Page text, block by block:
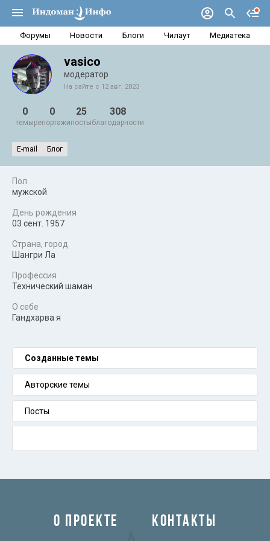
Форумы Новости Блоги Чилаут Медиатека
vasico
модератор
На сайте с 12 авг. 2023
0
темы
0
репортажи
25
посты
308
благодарности
E-mail Блог
Пол
мужской
День рождения
03 сент. 1957
Страна, город
Шангри Ла
Профессия
Технический шаман
О себе
Гандхарва я
Созданные темы
Авторские темы
Посты
О ПРОЕКТЕ КОНТАКТЫ